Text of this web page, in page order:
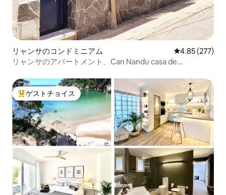
リャンサのコンドミニアム レビュー277
4.85 (277)
リャンサのアパートメント、Can Nandu casa de
大好評のゲストチョイスです。
ゲストチョイス